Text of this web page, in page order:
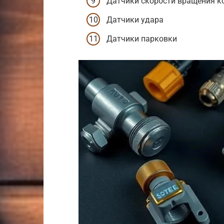
Датчики удара
Датчики парковки